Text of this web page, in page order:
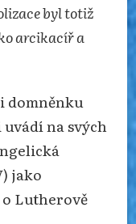
byl totiž
arcikacíř a
domněnku
na svých
jako
Lutherově